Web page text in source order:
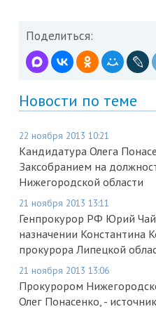
Поделиться:
Новости по теме
22 ноября 2013 10:21
Кандидатура Олега
Заксобранием на
Нижегородской области
21 ноября 2013 13:11
Генпрокурор РФ Юрий
назначении Константина
прокурора Липецкой
21 ноября 2013 13:06
Прокурором
Олег Понасенко, - источник